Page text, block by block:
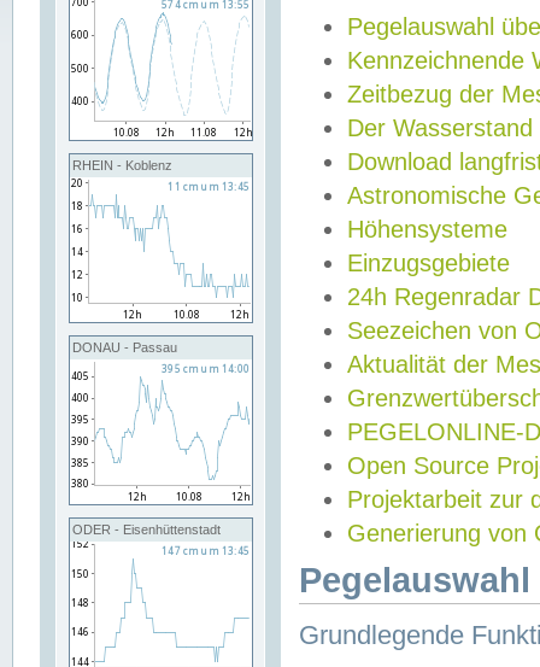
RHEIN - Koblenz
DONAU - Passau
ODER - Eisenhüttenstadt
Pegelauswahl
Kennzeichnende
Zeitbezug der
Der Wasserstand
Download
Astronomische
Höhensysteme
Einzugsgebiete
24h Regenradar
Seezeichen von
Aktualität der
PEGELONLINE-
Open Source
Projektarbeit zur
Generierung von
Grundlegende